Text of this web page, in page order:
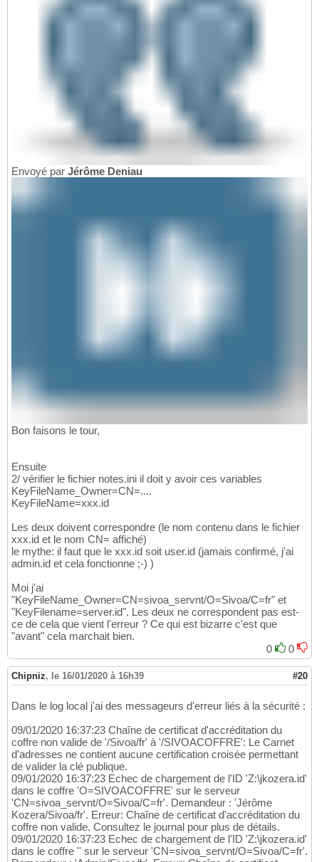
Envoyé par Jérôme Deniau
Bon faisons le tour,
Ensuite
2/ vérifier le fichier notes.ini il doit y avoir ces variables
KeyFileName_Owner=CN=....
KeyFileName=xxx.id
Les deux doivent correspondre (le nom contenu dans le fichier
xxx.id et le nom CN= affiché)
le mythe: il faut que le xxx.id soit user.id (jamais confirmé, j'ai
admin.id et cela fonctionne ;-) )
Moi j'ai
"KeyFileName_Owner=CN=sivoa_servnt/O=Sivoa/C=fr" et
"KeyFilename=server.id". Les deux ne correspondent pas est-
ce de cela que vient l'erreur ? Ce qui est bizarre c'est que
"avant" cela marchait bien.
0
0
Chipniz, le 16/01/2020 à 16h39 #20
Dans le log local j'ai des messageurs d'erreur liés à la sécurité :
09/01/2020 16:37:23 Chaîne de certificat d'accréditation du
coffre non valide de '/Sivoa/fr' à '/SIVOACOFFRE': Le Carnet
d'adresses ne contient aucune certification croisée permettant
de valider la clé publique.
09/01/2020 16:37:23 Echec de chargement de l'ID 'Z:\jkozera.id'
dans le coffre 'O=SIVOACOFFRE' sur le serveur
'CN=sivoa_servnt/O=Sivoa/C=fr'. Demandeur : 'Jérôme
Kozera/Sivoa/fr'. Erreur: Chaîne de certificat d'accréditation du
coffre non valide. Consultez le journal pour plus de détails.
09/01/2020 16:37:23 Echec de chargement de l'ID 'Z:\jkozera.id'
dans le coffre '' sur le serveur 'CN=sivoa_servnt/O=Sivoa/C=fr'.